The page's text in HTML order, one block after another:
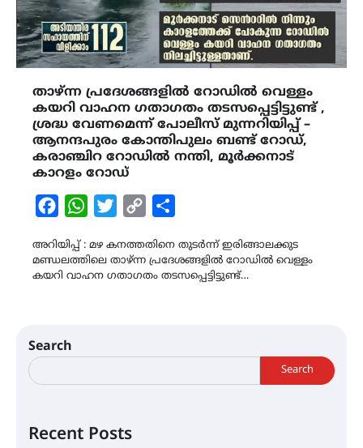
താഴ്ന്ന പ്രദേശങ്ങളിൽ റോഡിൽ വെള്ളം
കയറി വാഹന ഗതാഗതം തടസപ്പെട്ടിട്ടുണ്ട് ,
ശ്രദ്ധ വേണമെന്ന് പോലീസ് മുന്നറിയിപ്പ് –
ആനന്ദപുരം കോന്തിപുലം ബണ്ട് റോഡ്,
കരാഞ്ചിറ റോഡിൽ നന്തി, മൂർക്കനാട്
കാറളം റോഡ്
FacebookWhatsAppTwitterCopy
അറിയിപ്പ് : മഴ കനത്തതിനെ തുടർന്ന് ഇരിങ്ങാലക്കുട
മണ്ഡലത്തിലെ താഴ്ന്ന പ്രദേശങ്ങളിൽ റോഡിൽ വെള്ളം
കയറി വാഹന ഗതാഗതം തടസപ്പെട്ടിട്ടുണ്ട്…
Search
Search
Recent Posts